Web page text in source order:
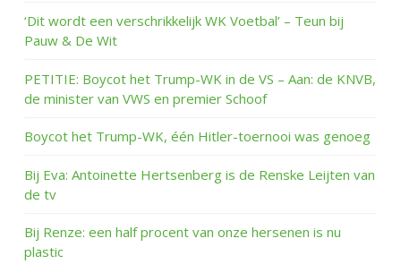
‘Dit wordt een verschrikkelijk WK Voetbal’ – Teun bij
Pauw & De Wit
PETITIE: Boycot het Trump-WK in de VS – Aan: de KNVB,
de minister van VWS en premier Schoof
Boycot het Trump-WK, één Hitler-toernooi was genoeg
Bij Eva: Antoinette Hertsenberg is de Renske Leijten van
de tv
Bij Renze: een half procent van onze hersenen is nu
plastic